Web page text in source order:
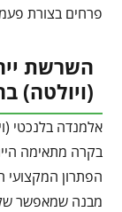
פרחים בצורת
השרשת
(ויולטה)
אלמנדה בלנכטי
בקרה מתאימה
הפתרון המקצועי
מבנה שמאפשר